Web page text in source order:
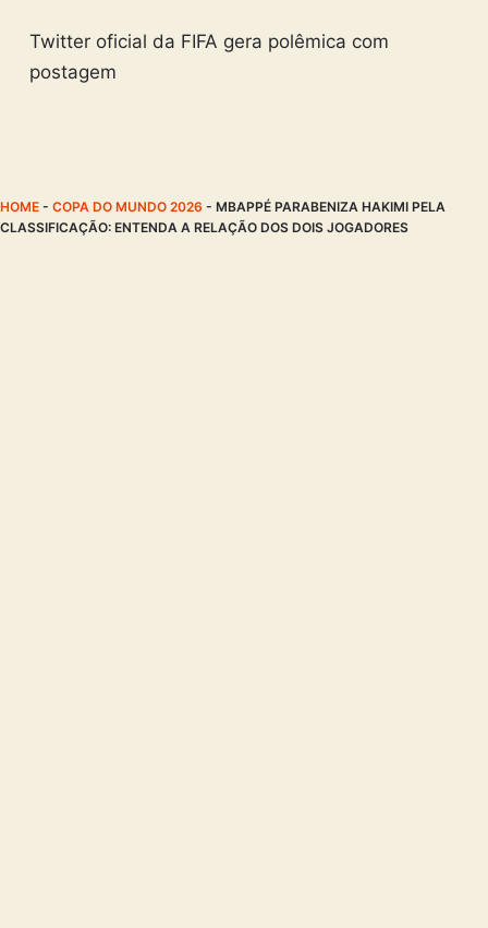
Twitter oficial da FIFA gera polêmica com
postagem
HOME - COPA DO MUNDO 2026 - MBAPPÉ PARABENIZA HAKIMI PELA
CLASSIFICAÇÃO: ENTENDA A RELAÇÃO DOS DOIS JOGADORES